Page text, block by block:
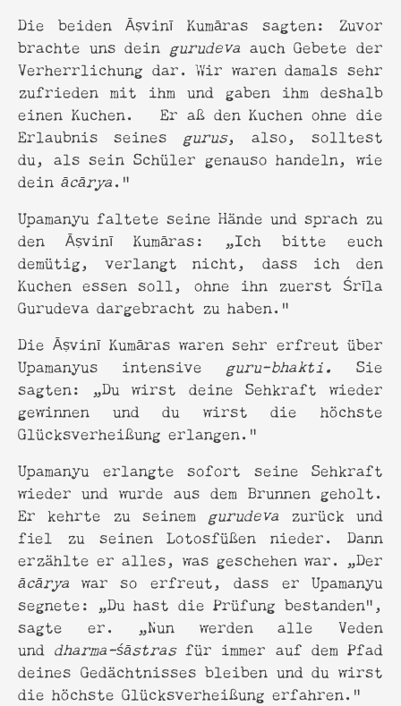
Die beiden Āṣvinī Kumāras sagten: Zuvor
brachte uns dein gurudeva auch Gebete der
Verherrlichung dar. Wir waren damals sehr
zufrieden mit ihm und gaben ihm deshalb
einen Kuchen. Er aß den Kuchen ohne die
Erlaubnis seines gurus, also, solltest
du, als sein Schüler genauso handeln, wie
dein ācārya.”
Upamanyu faltete seine Hände und sprach zu
den Āṣvinī Kumāras: „Ich bitte euch
demütig, verlangt nicht, dass ich den
Kuchen essen soll, ohne ihn zuerst Śrīla
Gurudeva dargebracht zu haben.”
Die Āṣvinī Kumāras waren sehr erfreut über
Upamanyus intensive guru-bhakti. Sie
sagten: „Du wirst deine Sehkraft wieder
gewinnen und du wirst die höchste
Glücksverheißung erlangen.“
Upamanyu erlangte sofort seine Sehkraft
wieder und wurde aus dem Brunnen geholt.
Er kehrte zu seinem gurudeva zurück und
fiel zu seinen Lotosfüßen nieder. Dann
erzählte er alles, was geschehen war. „Der
ācārya war so erfreut, dass er Upamanyu
segnete: „Du hast die Prüfung bestanden“,
sagte er. „Nun werden alle Veden
und dharma-śāstrasfür immer auf dem Pfad
deines Gedächtnisses bleiben und du wirst
die höchste Glücksverheißung erfahren.“